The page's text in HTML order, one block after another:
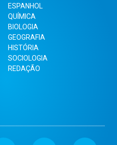
ESPANHOL
QUÍMICA
BIOLOGIA
GEOGRAFIA
HISTÓRIA
SOCIOLOGIA
REDAÇÃO